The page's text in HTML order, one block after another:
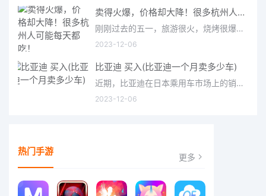
卖得火爆，价格却大降！很多杭州人可能每天都吃！
刚刚过去的五一，旅游很火，烧烤很爆。那么旅游、烧烤的火热有带动猪肉的消费吗？对于不少肉食爱好者来说，最关心的
2023-12-06
比亚迪 买入(比亚迪一个月卖多少车)
近期，比亚迪在日本乘用车市场上的销售表现备受瞩目。在2022年下半年，比亚迪开始计划进入日本乘用车市场，并在20
2023-12-06
热门手游 更多